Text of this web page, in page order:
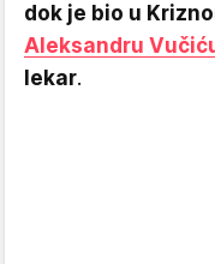
dok je bio u
Aleksandru
lekar.